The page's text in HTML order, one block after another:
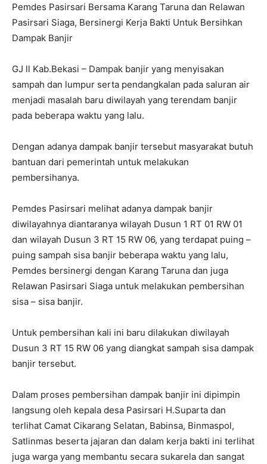
Pemdes Pasirsari Bersama Karang Taruna dan Relawan
Pasirsari Siaga, Bersinergi Kerja Bakti Untuk Bersihkan
Dampak Banjir
GJ ll Kab.Bekasi – Dampak banjir yang menyisakan
sampah dan lumpur serta pendangkalan pada saluran air
menjadi masalah baru diwilayah yang terendam banjir
pada beberapa waktu yang lalu.
Dengan adanya dampak banjir tersebut masyarakat butuh
bantuan dari pemerintah untuk melakukan
pembersihanya.
Pemdes Pasirsari melihat adanya dampak banjir
diwilayahnya diantaranya wilayah Dusun 1 RT 01 RW 01
dan wilayah Dusun 3 RT 15 RW 06, yang terdapat puing –
puing sampah sisa banjir beberapa waktu yang lalu,
Pemdes bersinergi dengan Karang Taruna dan juga
Relawan Pasirsari Siaga untuk melakukan pembersihan
sisa – sisa banjir.
Untuk pembersihan kali ini baru dilakukan diwilayah
Dusun 3 RT 15 RW 06 yang diangkat sampah sisa dampak
banjir tersebut.
Dalam proses pembersihan dampak banjir ini dipimpin
langsung oleh kepala desa Pasirsari H.Suparta dan
terlihat Camat Cikarang Selatan, Babinsa, Binmaspol,
Satlinmas beserta jajaran dan dalam kerja bakti ini terlihat
juga warga yang membantu secara sukarela dan sangat